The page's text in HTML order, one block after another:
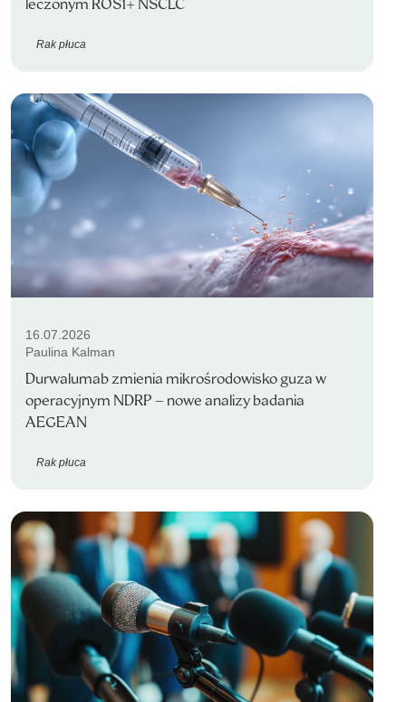
leczonym ROS1+ NSCLC
Rak płuca
16.07.2026
Paulina Kalman
Durwalumab zmienia mikrośrodowisko guza w
operacyjnym NDRP – nowe analizy badania
AEGEAN
Rak płuca